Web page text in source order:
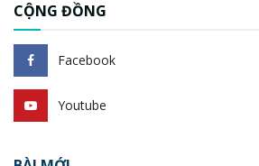
CỘNG ĐỒNG
Facebook
Youtube